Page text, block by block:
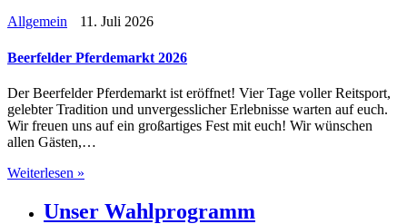
Allgemein
11. Juli 2026
Beerfelder Pferdemarkt 2026
Der Beerfelder Pferdemarkt ist eröffnet! Vier Tage voller Reitsport,
gelebter Tradition und unvergesslicher Erlebnisse warten auf euch.
Wir freuen uns auf ein großartiges Fest mit euch! Wir wünschen
allen Gästen,…
Weiterlesen »
Unser Wahlprogramm